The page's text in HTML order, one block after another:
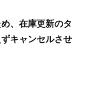
、在庫更新のタ
キャンセルさせ